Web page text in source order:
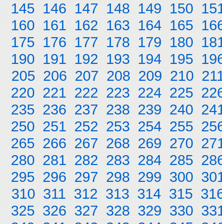
145 146 147 148 149 150
160 161 162 163 164 165
175 176 177 178 179 180
190 191 192 193 194 195
205 206 207 208 209 210
220 221 222 223 224 225
235 236 237 238 239 240
250 251 252 253 254 255
265 266 267 268 269 270
280 281 282 283 284 285
295 296 297 298 299 300
310 311 312 313 314 315
325 326 327 328 329 330